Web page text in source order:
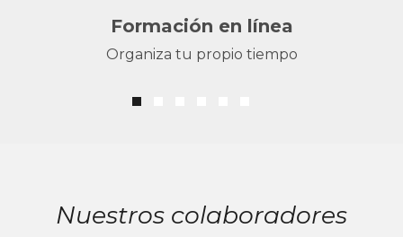
Formación en línea
Organiza tu propio tiempo
Nuestros colaboradores